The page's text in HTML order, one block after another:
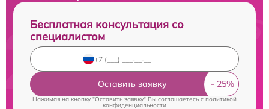
Бесплатная консультация со
специалистом
Оставить заявку
Нажимая на кнопку "Оставить заявку" Вы соглашаетесь cполитикой
конфиденциальности